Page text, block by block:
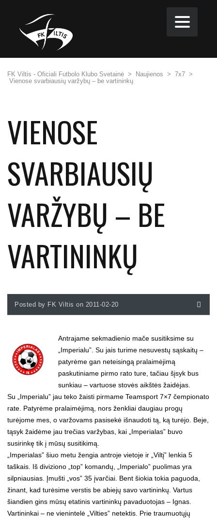
FK Viltis - Oficiali Futbolo Klubo Svetainė > Naujienos > 7x7 >
Vienose svarbiausių varžybų – be vartininkų
VIENOSE
SVARBIAUSIŲ
VARŽYBŲ – BE
VARTININKŲ
Posted by FK Viltis on 2011-02-20
Antrajame sekmadienio mače susitiksime su
„Imperialu”. Su jais turime nesuvestų sąskaitų –
patyrėme gan neteisingą pralaimėjimą
paskutiniame pirmo rato ture, tačiau šįsyk bus
sunkiau – vartuose stovės aikštės žaidėjas.
Su „Imperialu” jau teko žaisti pirmame Teamsport 7×7 čempionato
rate. Patyrėme pralaimėjimą, nors ženkliai daugiau progų
turėjome mes, o varžovams pasisekė išnaudoti tą, ką turėjo. Beje,
tąsyk žaidėme jau trečias varžybas, kai „Imperialas” buvo
susirinkę tik į mūsų susitikimą.
„Imperialas” šiuo metu žengia antroje vietoje ir „Viltį” lenkia 5
taškais. Iš diviziono „top” komandų, „Imperialo” puolimas yra
silpniausias. Įmušti „vos” 35 įvarčiai. Bent šiokia tokia paguoda,
žinant, kad turėsime verstis be abiejų savo vartininkų. Vartus
šiandien gins mūsų etatinis vartininkų pavaduotojas – Ignas.
Vartininkai – ne vienintelė „Vilties” netektis. Prie traumuotųjų